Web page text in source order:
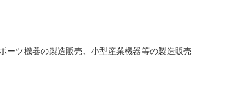
ーツ機器の製造販売、小型産業機器等の製造販売